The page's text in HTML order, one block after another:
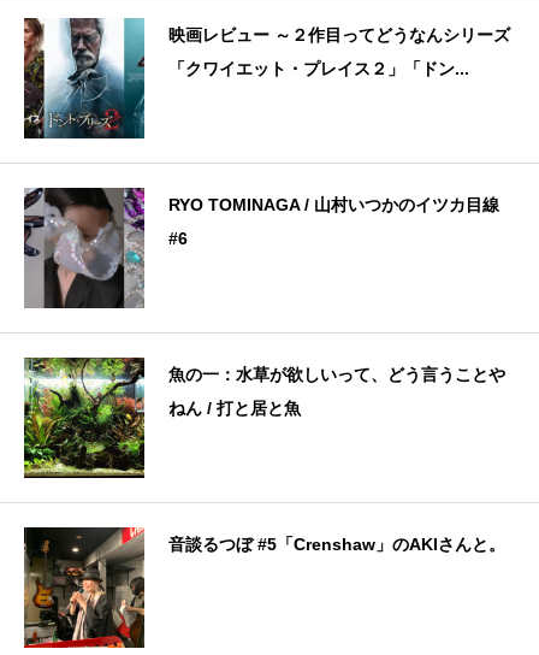
映画レビュー ～２作目ってどうなんシリーズ
「クワイエット・プレイス２」「ドン...
RYO TOMINAGA / 山村いつかのイツカ目線
#6
魚の一：水草が欲しいって、どう言うことや
ねん / 打と居と魚
音談るつぼ #5「Crenshaw」のAKIさんと。